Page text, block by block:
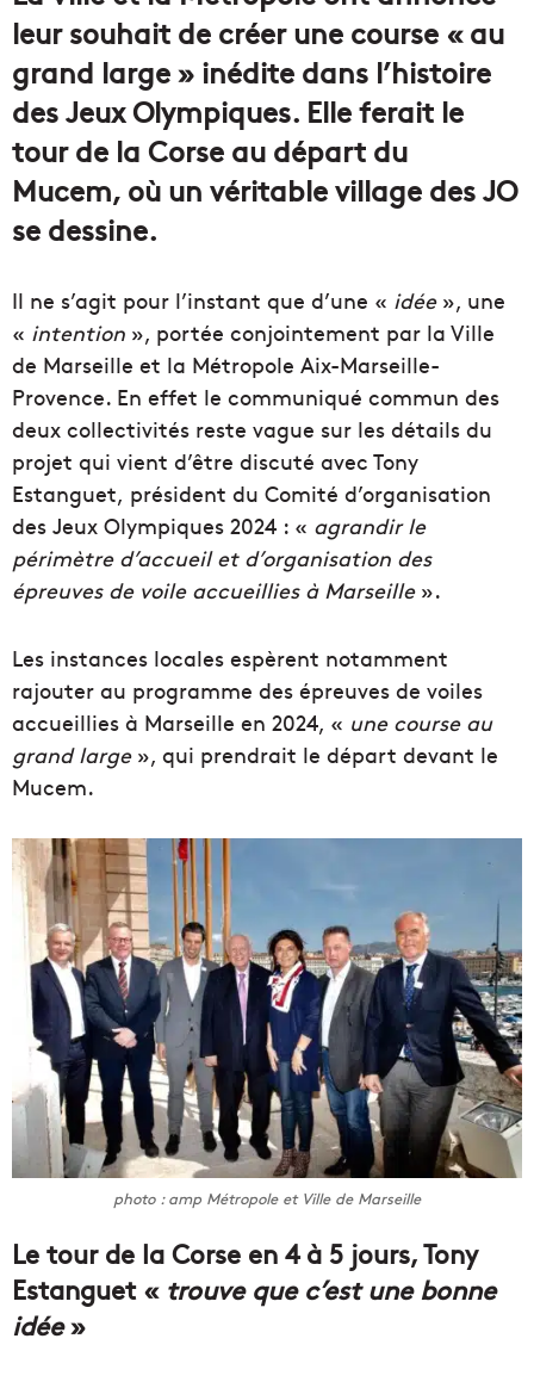
leur souhait de créer une course « au
grand large » inédite dans l’histoire
des Jeux Olympiques. Elle ferait le
tour de la Corse au départ du
Mucem, où un véritable village des JO
se dessine.
Il ne s’agit pour l’instant que d’une « idée», une
« intention », portée conjointement par la Ville
de Marseille et la Métropole Aix-Marseille-
Provence. En effet le communiqué commun des
deux collectivités reste vague sur les détails du
projet qui vient d’être discuté avec Tony
Estanguet, président du Comité d’organisation
des Jeux Olympiques 2024 : « agrandir le
périmètre d’accueil et d’organisation des
épreuves de voile accueillies à Marseille».
Les instances locales espèrent notamment
rajouter au programme des épreuves de voiles
accueillies à Marseille en 2024, « une course au
grand large», qui prendrait le départ devant le
Mucem.
photo : amp Métropole et Ville de Marseille
Le tour de la Corse en 4 à 5 jours, Tony
Estanguet « trouve que c’est une bonne
idée»